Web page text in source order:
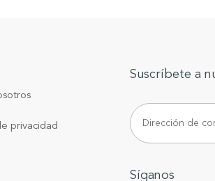
privacidad
Suscríbete a
Síganos